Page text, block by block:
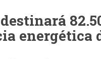
energética